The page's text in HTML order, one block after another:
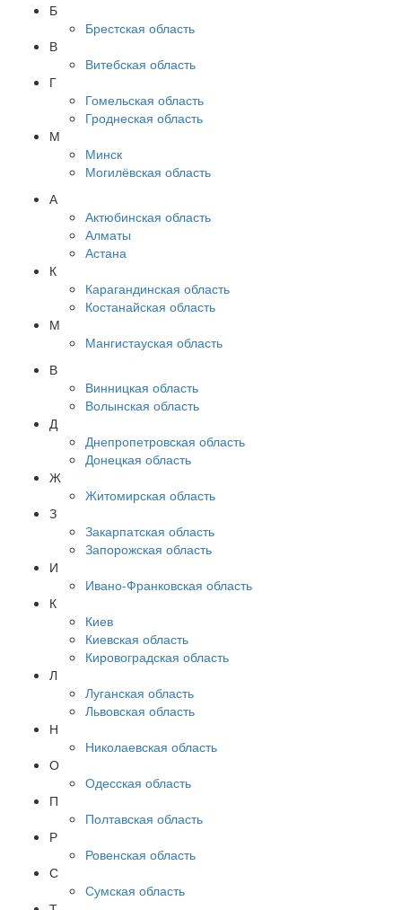
Б
Брестская область
В
Витебская область
Г
Гомельская область
Гроднеская область
М
Минск
Могилёвская область
А
Актюбинская область
Алматы
Астана
К
Карагандинская область
Костанайская область
М
Мангистауская область
В
Винницкая область
Волынская область
Д
Днепропетровская область
Донецкая область
Ж
Житомирская область
З
Закарпатская область
Запорожская область
И
Ивано-Франковская область
К
Киев
Киевская область
Кировоградская область
Л
Луганская область
Львовская область
Н
Николаевская область
О
Одесская область
П
Полтавская область
Р
Ровенская область
С
Сумская область